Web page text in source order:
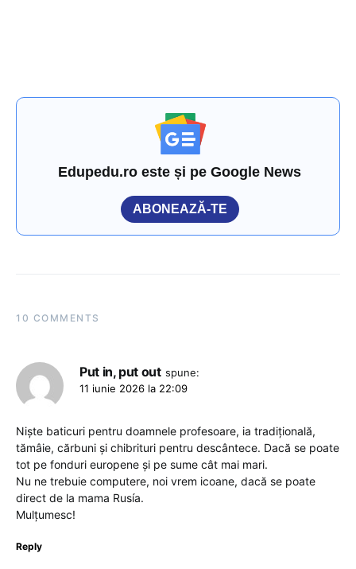
Edupedu.ro este și pe Google News
ABONEAZĂ-TE
10 COMMENTS
Put in, put out spune:
11 iunie 2026 la 22:09
Nişte baticuri pentru doamnele profesoare, ia tradițională,
tămâie, cărbuni şi chibrituri pentru descântece. Dacă se poate
tot pe fonduri europene şi pe sume cât mai mari.
Nu ne trebuie computere, noi vrem icoane, dacă se poate
direct de la mama Rusía.
Mulțumesc!
Reply